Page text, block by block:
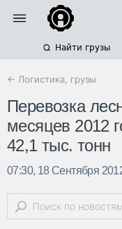
Найти грузы
← Логистика, грузы
Перевозка
месяцев 2012
42,1 тыс. тонн
07:30, 18 Сентября